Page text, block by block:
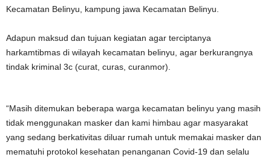
Kecamatan Belinyu, kampung jawa Kecamatan Belinyu.
Adapun maksud dan tujuan kegiatan agar terciptanya
harkamtibmas di wilayah kecamatan belinyu, agar berkurangnya
tindak kriminal 3c (curat, curas, curanmor).
“Masih ditemukan beberapa warga kecamatan belinyu yang masih
tidak menggunakan masker dan kami himbau agar masyarakat
yang sedang berkativitas diluar rumah untuk memakai masker dan
mematuhi protokol kesehatan penanganan Covid-19 dan selalu